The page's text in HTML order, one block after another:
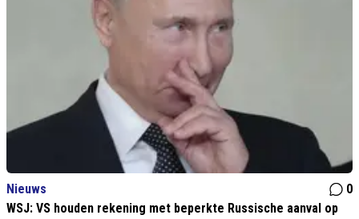
Nieuws
0
WSJ: VS houden rekening met beperkte Russische aanval op